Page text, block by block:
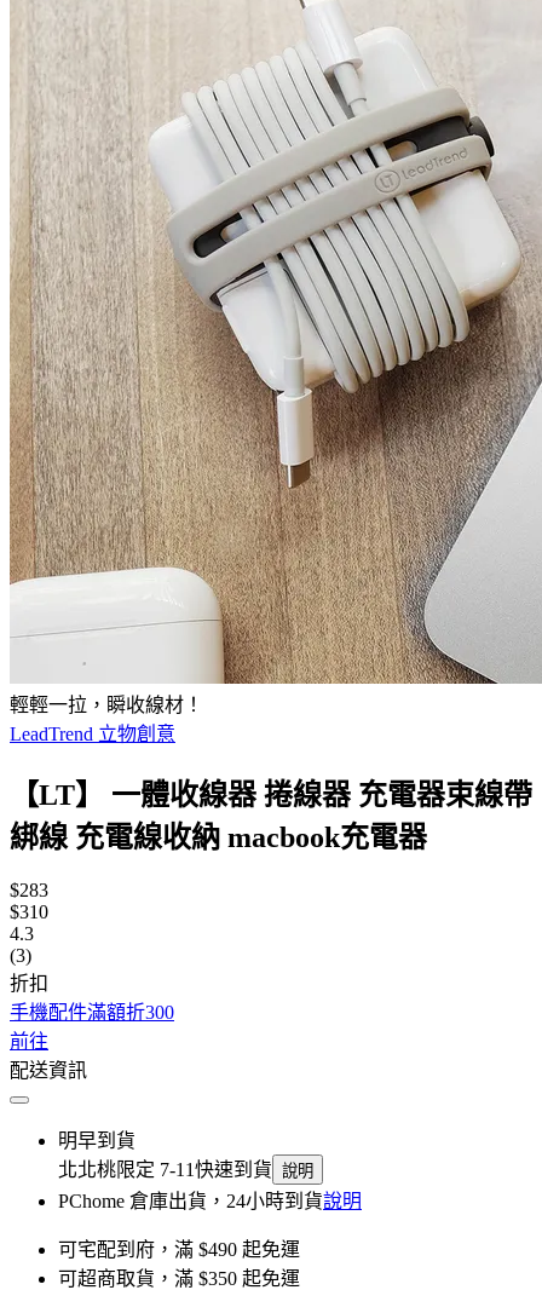
輕輕一拉，瞬收線材！
LeadTrend 立物創意
【LT】 一體收線器 捲線器 充電器束線帶
綁線 充電線收納 macbook充電器
$283
$310
4.3
(3)
折扣
手機配件滿額折300
前往
配送資訊
明早到貨
北北桃限定 7-11快速到貨 說明
PChome 倉庫出貨，24小時到貨說明
可宅配到府，滿 $490 起免運
可超商取貨，滿 $350 起免運